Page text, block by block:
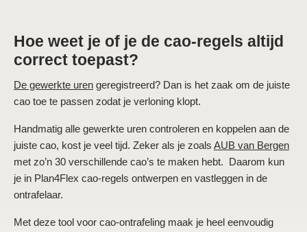
Hoe weet je of je de cao-regels altijd
correct toepast?
De gewerkte uren geregistreerd? Dan is het zaak om de juiste
cao toe te passen zodat je verloning klopt.
Handmatig alle gewerkte uren controleren en koppelen aan de
juiste cao, kost je veel tijd. Zeker als je zoals AUB van Bergen
met zo’n 30 verschillende cao’s te maken hebt. Daarom kun
je in Plan4Flex cao-regels ontwerpen en vastleggen in de
ontrafelaar.
Met deze tool voor cao-ontrafeling maak je heel eenvoudig